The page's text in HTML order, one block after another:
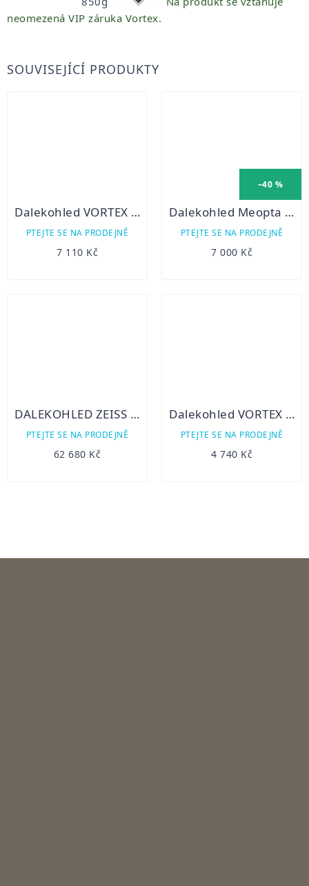
neomezená VIP záruka Vortex.
SOUVISEJÍCÍ PRODUKTY
Dalekohled VORTEX Diamondback HD 8x42
PTEJTE SE NA PRODEJNĚ
7 110 Kč
–40 %
Dalekohled Meopta MeoPro HD 10x42
PTEJTE SE NA PRODEJNĚ
7 000 Kč
DALEKOHLED ZEISS VICTORY HT 10×54
PTEJTE SE NA PRODEJNĚ
62 680 Kč
Dalekohled VORTEX Diamondback HD 8x28
PTEJTE SE NA PRODEJNĚ
4 740 Kč